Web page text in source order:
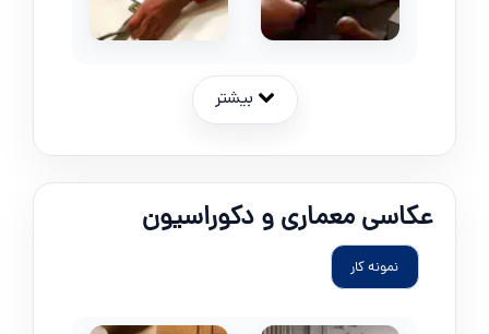
بیشتر
عکاسی معماری و دکوراسیون
نمونه کار